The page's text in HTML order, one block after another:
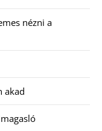
nézni a
akad